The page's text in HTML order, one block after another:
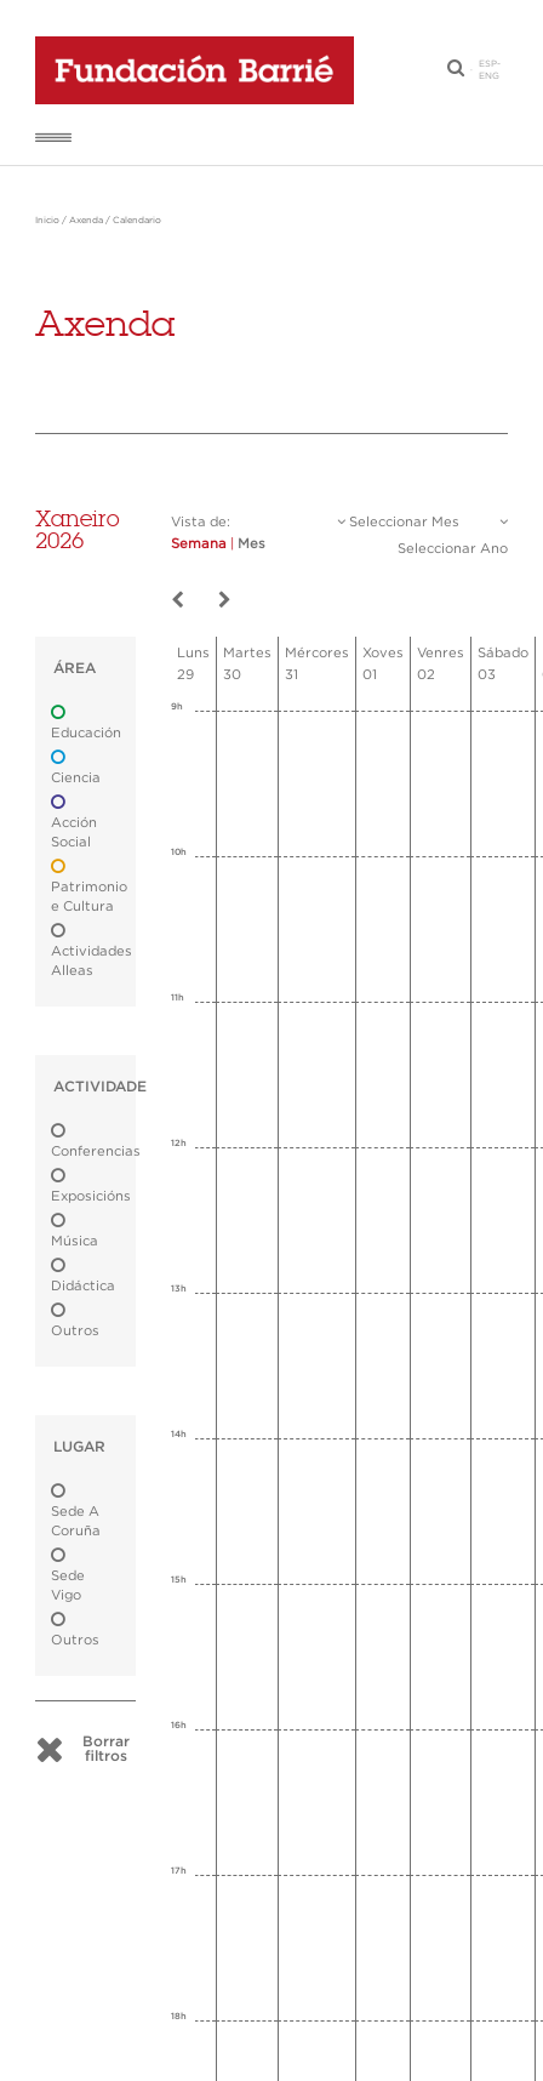
·
ESP-
ENG
Inicio / Axenda / Calendario
Axenda
Xaneiro
2026
Vista de:
Semana
Mes
Seleccionar Mes
Seleccionar Ano
ÁREA
Educación
Ciencia
Acción
Social
Patrimonio
e Cultura
Actividades
Alleas
ACTIVIDADE
Conferencias
Exposicións
Música
Didáctica
Outros
LUGAR
Sede A
Coruña
Sede
Vigo
Outros
Borrar
filtros
Luns
29
Martes
30
Mércores
31
Xoves
01
Venres
02
Sábado
03
9h
10h
11h
12h
13h
14h
15h
16h
17h
18h